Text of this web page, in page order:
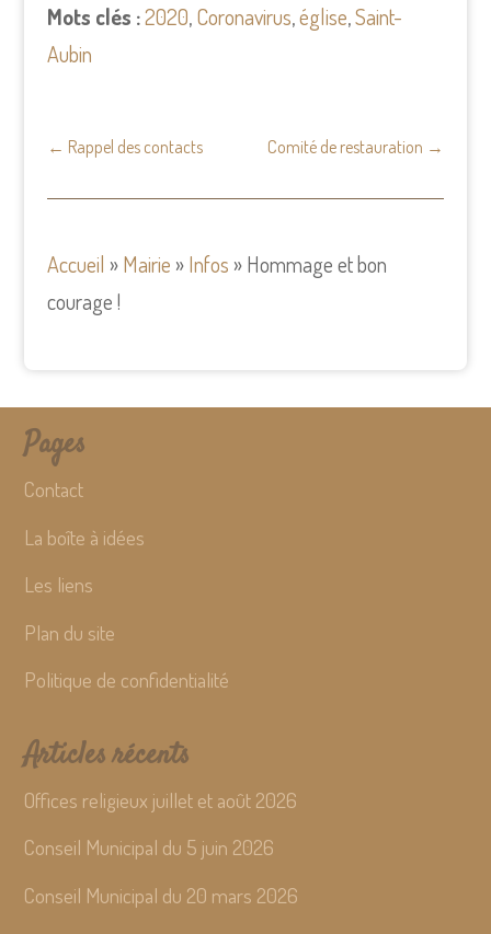
Mots clés :2020,Coronavirus,église,Saint-
Aubin
← Rappel des contacts Comité de restauration →
Accueil »Mairie »Infos »Hommage et bon
courage !
Pages
Contact
La boîte à idées
Les liens
Plan du site
Politique de confidentialité
Articles récents
Offices religieux juillet et août 2026
Conseil Municipal du 5 juin 2026
Conseil Municipal du 20 mars 2026